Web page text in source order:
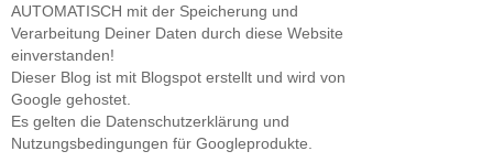
AUTOMATISCH mit der Speicherung und
Verarbeitung Deiner Daten durch diese Website
einverstanden!
Dieser Blog ist mit Blogspot erstellt und wird von
Google gehostet.
Es gelten die Datenschutzerklärung und
Nutzungsbedingungen für Googleprodukte.